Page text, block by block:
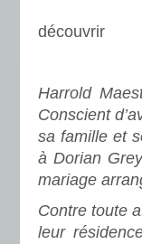
découvrir
Harrold
Conscient
sa famille et
à Dorian
mariage
Contre toute
leur